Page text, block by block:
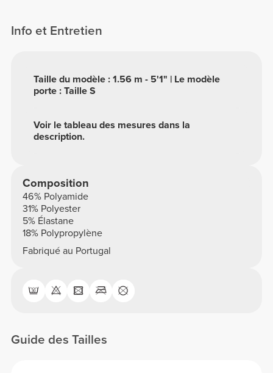
Info et Entretien
Voir le tableau des mesures dans la
description.
Taille du modèle : 1.56 m - 5'1" | Le modèle
porte : Taille S
Composition
46% Polyamide
31% Polyester
5% Élastane
18% Polypropylène
Fabriqué au Portugal
Guide des Tailles